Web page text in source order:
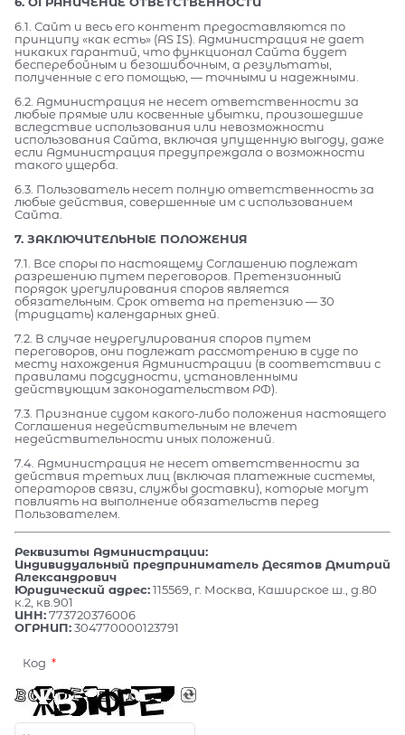
6.1. Сайт и весь его контент предоставляются по
принципу «как есть» (AS IS). Администрация не дает
никаких гарантий, что функционал Сайта будет
бесперебойным и безошибочным, а результаты,
полученные с его помощью, — точными и надежными.
6.2. Администрация не несет ответственности за
любые прямые или косвенные убытки, произошедшие
вследствие использования или невозможности
использования Сайта, включая упущенную выгоду, даже
если Администрация предупреждала о возможности
такого ущерба.
6.3. Пользователь несет полную ответственность за
любые действия, совершенные им с использованием
Сайта.
7. ЗАКЛЮЧИТЕЛЬНЫЕ ПОЛОЖЕНИЯ
7.1. Все споры по настоящему Соглашению подлежат
разрешению путем переговоров. Претензионный
порядок урегулирования споров является
обязательным. Срок ответа на претензию — 30
(тридцать) календарных дней.
7.2. В случае неурегулирования споров путем
переговоров, они подлежат рассмотрению в суде по
месту нахождения Администрации (в соответствии с
правилами подсудности, установленными
действующим законодательством РФ).
7.3. Признание судом какого-либо положения настоящего
Соглашения недействительным не влечет
недействительности иных положений.
7.4. Администрация не несет ответственности за
действия третьих лиц (включая платежные системы,
операторов связи, службы доставки), которые могут
повлиять на выполнение обязательств перед
Пользователем.
Реквизиты Администрации:
Индивидуальный предприниматель Десятов Дмитрий
Александрович
Юридический адрес:115569, г. Москва, Каширское ш., д.80
к.2, кв.901
ИНН:773720376006
ОГРНИП:304770000123791
Код